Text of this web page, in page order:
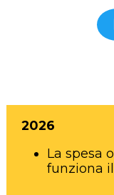
2026
La spesa
funziona